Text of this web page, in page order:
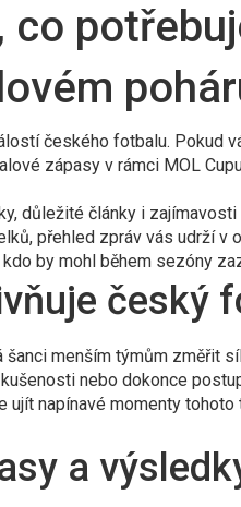
co
českého fotbalu. Pokud
zápasy v rámci MOL
důležité články i
přehled zpráv vás udrží v
by mohl během sezóny
český
šanci menším týmům změřit
nebo dokonce
napínavé momenty
a